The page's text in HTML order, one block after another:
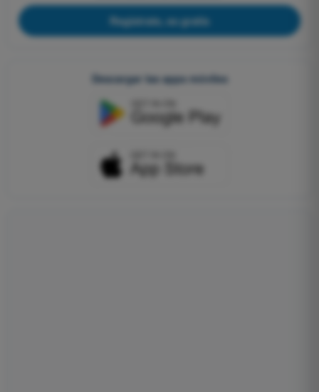
Regístrate, es gratis
Descargar las apps móviles